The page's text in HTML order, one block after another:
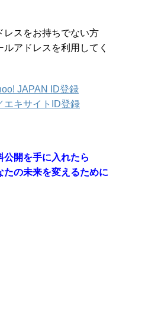
レスをお持ちでない方
アドレスを利用してく
JAPAN ID登録
エキサイトID登録
公開を手に入れたら
たの未来を変えるために